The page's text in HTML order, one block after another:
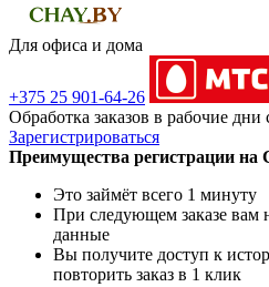
Для офиса и дома
+375 25 901-64-26
Обработка заказов в рабочие дни
Зарегистрироваться
Преимущества регистрации на
Это займёт всего 1 минуту
При следующем заказе вам
данные
Вы получите доступ к
повторить заказ в 1 клик